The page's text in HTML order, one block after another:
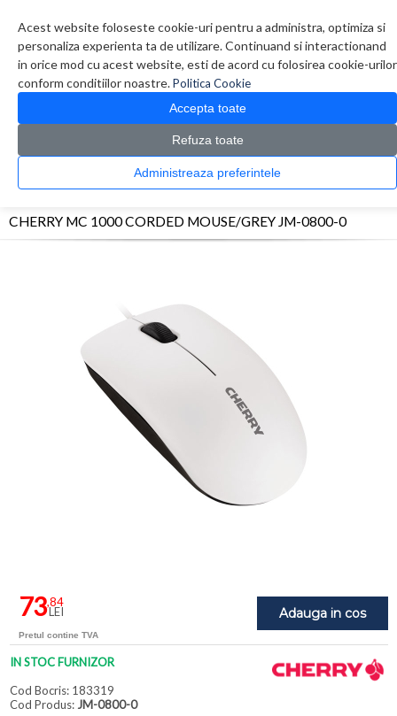
Acest website foloseste cookie-uri pentru a administra, optimiza si
personaliza experienta ta de utilizare. Continuand si interactionand
in orice mod cu acest website, esti de acord cu folosirea cookie-urilor
conform conditiilor noastre.Politica Cookie
Accepta toate
Refuza toate
Administreaza preferintele
0 produs(e)
CATALOG PRODUSE
> Mouse > CHERRY MC 1000 CORDED MOUSE/GREY JM-
CHERRY MC 1000 CORDED MOUSE/GREY JM-0800-0
Adauga in cos
73,84
LEI
Pretul contine TVA
IN STOC FURNIZOR
Cod Bocris: 183319
Cod Produs: JM-0800-0